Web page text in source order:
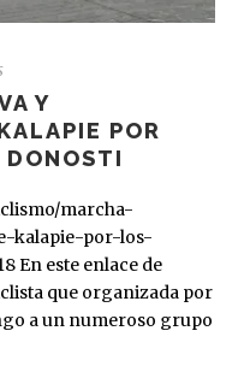
Y
POR
DONOSTI
marcha-
kalapie-por-los-
En este enlace de
que organizada por
a un numeroso grupo